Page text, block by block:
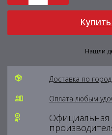
Нашли
Доставка по
Оплата любым
Официальная